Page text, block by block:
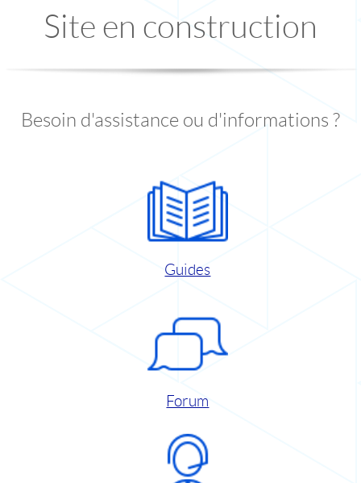
Site en construction
Besoin d'assistance ou d'informations ?
Guides
Forum